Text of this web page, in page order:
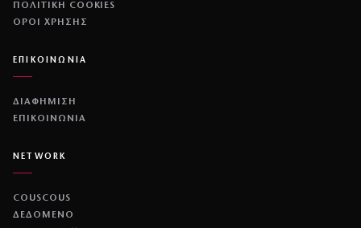
ΠΟΛΙΤΙΚΉ COOKIES
ΌΡΟΙ ΧΡΉΣΗΣ
ΕΠΙΚΟΙΝΩΝΙΑ
ΔΙΑΦΗΜΙΣΗ
ΕΠΙΚΟΙΝΩΝΙΑ
NETWORK
COUSCOUS
ΔΕΔΟΜΕΝΟ